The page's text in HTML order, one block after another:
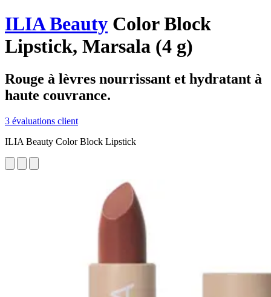
ILIA Beauty Color Block
Lipstick, Marsala (4 g)
Rouge à lèvres nourrissant et hydratant à
haute couvrance.
3 évaluations client
ILIA Beauty Color Block Lipstick